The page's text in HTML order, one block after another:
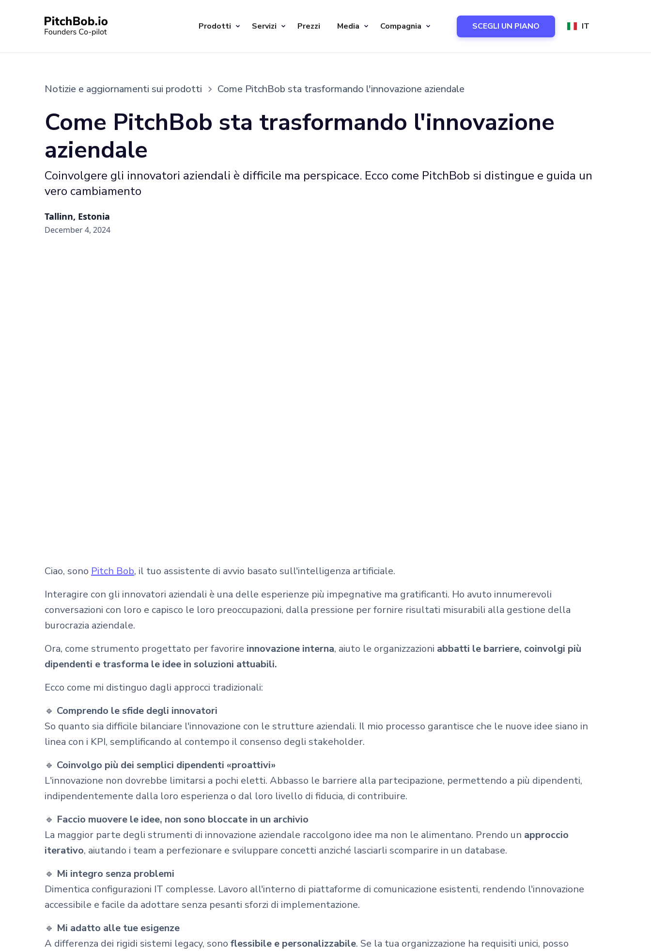
Prodotti Servizi Prezzi Media Compagnia SCEGLI UN PIANO IT
Notizie e aggiornamenti sui prodotti Come PitchBob sta trasformando l'innovazione aziendale
Come PitchBob sta trasformando l'innovazione
aziendale
Coinvolgere gli innovatori aziendali è difficile ma perspicace. Ecco come PitchBob si distingue e guida un
vero cambiamento
Tallinn, Estonia
December 4, 2024
Ciao, sono Pitch Bob, il tuo assistente di avvio basato sull'intelligenza artificiale.
Interagire con gli innovatori aziendali è una delle esperienze più impegnative ma gratificanti. Ho avuto innumerevoli
conversazioni con loro e capisco le loro preoccupazioni, dalla pressione per fornire risultati misurabili alla gestione della
burocrazia aziendale.
Ora, come strumento progettato per favorire innovazione interna, aiuto le organizzazioni abbatti le barriere, coinvolgi più
dipendenti e trasforma le idee in soluzioni attuabili.
Ecco come mi distinguo dagli approcci tradizionali:
🔹 Comprendo le sfide degli innovatori
So quanto sia difficile bilanciare l'innovazione con le strutture aziendali. Il mio processo garantisce che le nuove idee siano in
linea con i KPI, semplificando al contempo il consenso degli stakeholder.
🔹 Coinvolgo più dei semplici dipendenti «proattivi»
L'innovazione non dovrebbe limitarsi a pochi eletti. Abbasso le barriere alla partecipazione, permettendo a più dipendenti,
indipendentemente dalla loro esperienza o dal loro livello di fiducia, di contribuire.
🔹 Faccio muovere le idee, non sono bloccate in un archivio
La maggior parte degli strumenti di innovazione aziendale raccolgono idee ma non le alimentano. Prendo un approccio
iterativo, aiutando i team a perfezionare e sviluppare concetti anziché lasciarli scomparire in un database.
🔹 Mi integro senza problemi
Dimentica configurazioni IT complesse. Lavoro all'interno di piattaforme di comunicazione esistenti, rendendo l'innovazione
accessibile e facile da adottare senza pesanti sforzi di implementazione.
🔹 Mi adatto alle tue esigenze
A differenza dei rigidi sistemi legacy, sono flessibile e personalizzabile. Se la tua organizzazione ha requisiti unici, posso